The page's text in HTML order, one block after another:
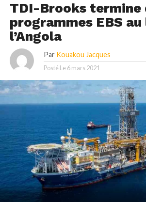
TDI-Brooks termine
programmes EBS
l’Angola
Par Kouakou Jacques
Posté Le 6 mars 2021